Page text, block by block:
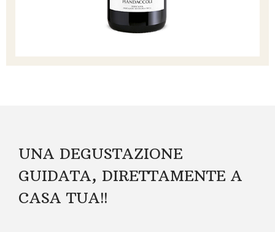
UNA DEGUSTAZIONE
GUIDATA, DIRETTAMENTE A
CASA TUA!!